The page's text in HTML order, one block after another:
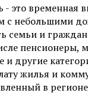
временная
с небольшими
семьи и
пенсионеры,
и другие
жилья и
в